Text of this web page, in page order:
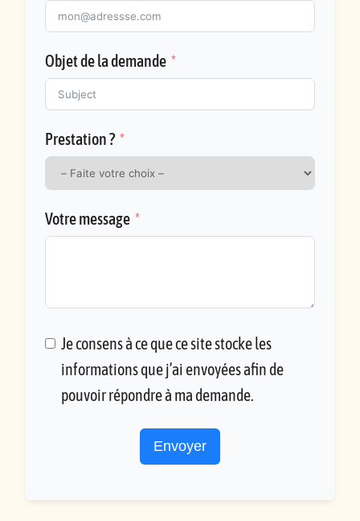
Objet de la demande
Prestation ?
Votre message
Je consens à ce que ce site stocke les
informations que j’ai envoyées afin de
pouvoir répondre à ma demande.
Envoyer